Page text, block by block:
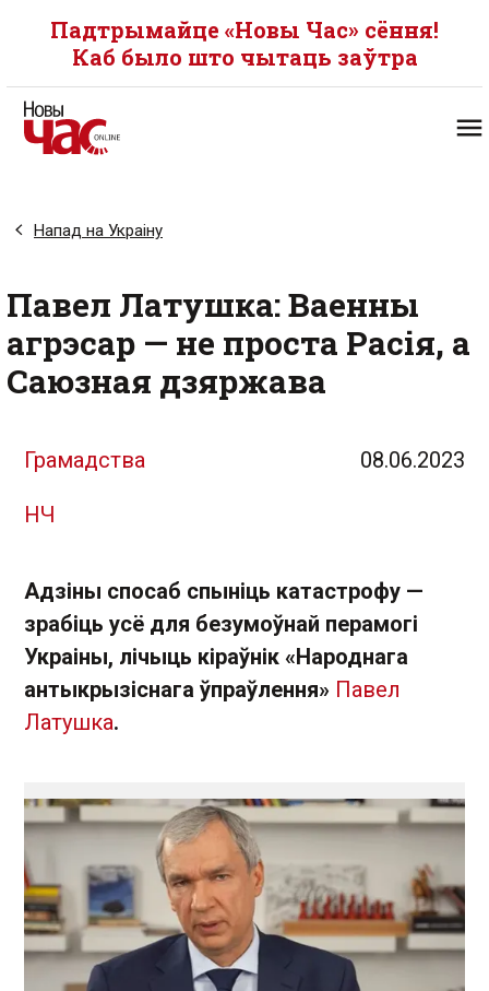
Падтрымайце «Новы Час» сёння!
Каб было што чытаць заўтра
Напад на Украіну
Павел Латушка: Ваенны
агрэсар — не проста Расія, а
Саюзная дзяржава
Грамадства 08.06.2023
НЧ
Адзіны спосаб спыніць катастрофу —
зрабіць усё для безумоўнай перамогі
Украіны, лічыць кіраўнік «Народнага
антыкрызіснага ўпраўлення» Павел
Латушка.